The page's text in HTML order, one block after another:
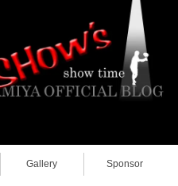
Gallery Sponsor